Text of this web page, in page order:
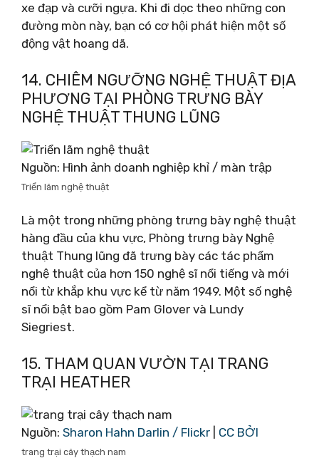
xe đạp và cưỡi ngựa. Khi đi dọc theo những con
đường mòn này, bạn có cơ hội phát hiện một số
động vật hoang dã.
14. CHIÊM NGƯỠNG NGHỆ THUẬT ĐỊA
PHƯƠNG TẠI PHÒNG TRƯNG BÀY
NGHỆ THUẬT THUNG LŨNG
Nguồn: Hình ảnh doanh nghiệp khỉ / màn trập
Triển lãm nghệ thuật
Là một trong những phòng trưng bày nghệ thuật
hàng đầu của khu vực, Phòng trưng bày Nghệ
thuật Thung lũng đã trưng bày các tác phẩm
nghệ thuật của hơn 150 nghệ sĩ nổi tiếng và mới
nổi từ khắp khu vực kể từ năm 1949. Một số nghệ
sĩ nổi bật bao gồm Pam Glover và Lundy
Siegriest.
15. THAM QUAN VƯỜN TẠI TRANG
TRẠI HEATHER
Nguồn: Sharon Hahn Darlin / Flickr CC BỞI
trang trại cây thạch nam